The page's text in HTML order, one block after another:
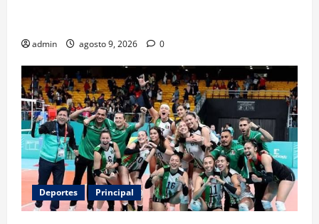
admin agosto 9, 2026 0
Deportes Principal